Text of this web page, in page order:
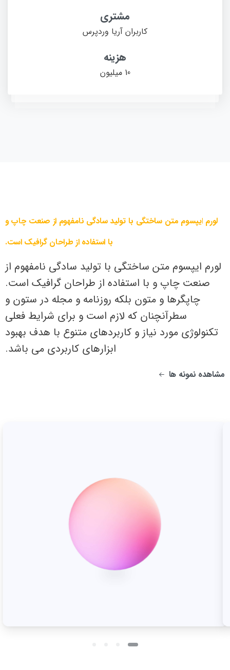
مشتری
کاربران آریا وردپرس
هزینه
10 میلیون
لورم ایپسوم متن ساختگی با تولیدسادگی نامفهوم از صنعت چاپ و
با استفاده از طراحان گرافیک است.
لورم ایپسوم متن ساختگی با تولید سادگی نامفهوم از
صنعت چاپ و با استفاده از طراحان گرافیک است.
چاپگرها و متون بلکه روزنامه و مجله در ستون و
سطرآنچنان که لازم است و برای شرایط فعلی
تکنولوژی مورد نیاز و کاربردهای متنوع با هدف بهبود
ابزارهای کاربردی می باشد.
مشاهده نمونه ها